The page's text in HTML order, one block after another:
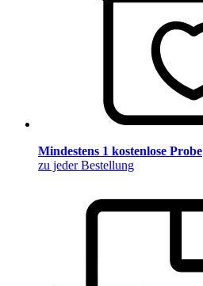
Mindestens 1 kostenlose Probe
zu jeder Bestellung